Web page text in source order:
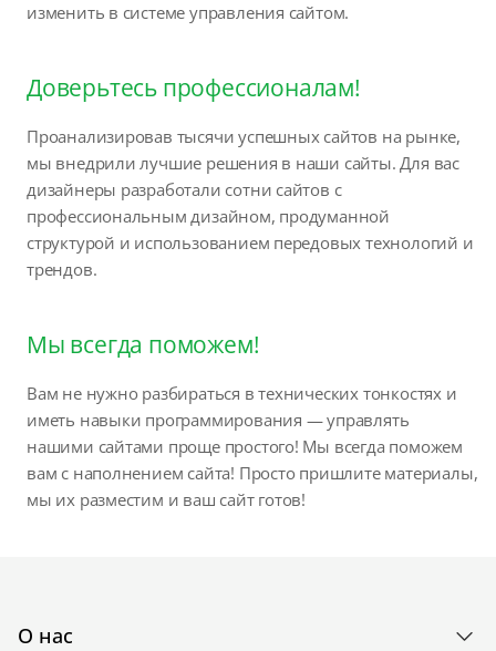
изменить в системе управления сайтом.
Доверьтесь профессионалам!
Проанализировав тысячи успешных сайтов на рынке,
мы внедрили лучшие решения в наши сайты. Для вас
дизайнеры разработали сотни сайтов с
профессиональным дизайном, продуманной
структурой и использованием передовых технологий и
трендов.
Мы всегда поможем!
Вам не нужно разбираться в технических тонкостях и
иметь навыки программирования — управлять
нашими сайтами проще простого! Мы всегда поможем
вам с наполнением сайта! Просто пришлите материалы,
мы их разместим и ваш сайт готов!
О нас